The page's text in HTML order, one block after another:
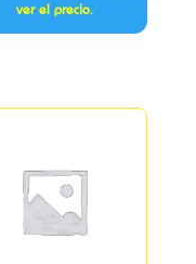
ver el precio.